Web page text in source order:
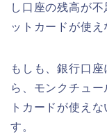
し口座の残高が
ットカードが使え
もしも、銀行口
ら、モンクチュ
トカードが使え
す。